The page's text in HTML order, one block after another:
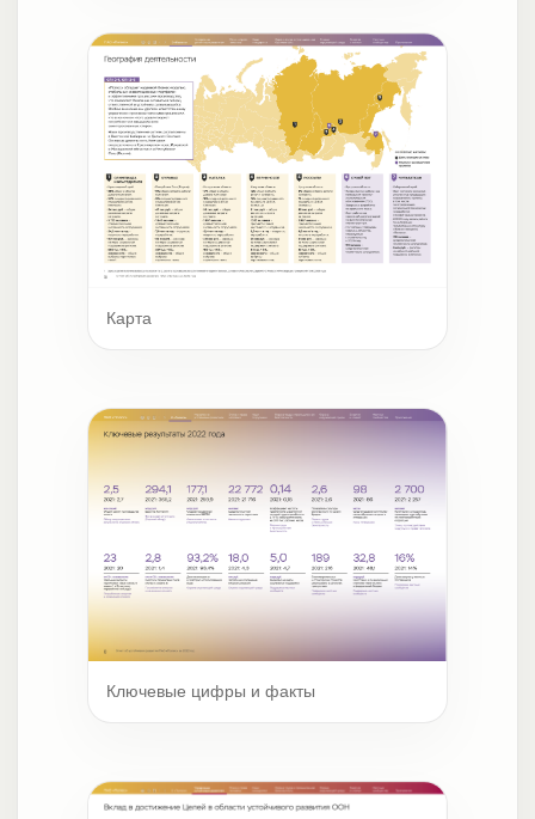
Карта
Ключевые цифры и факты